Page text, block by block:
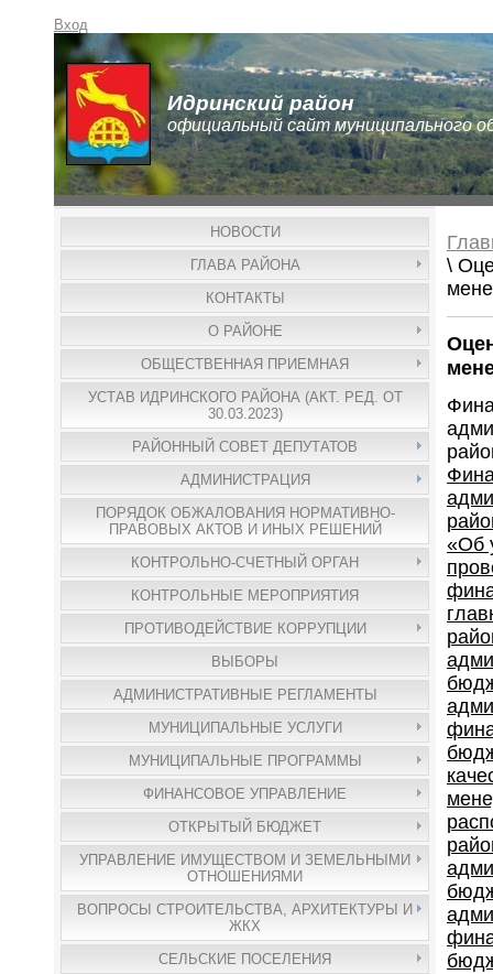
Вход
Идринский район
официальный сайт муниципального
НОВОСТИ
ГЛАВА РАЙОНА
КОНТАКТЫ
О РАЙОНЕ
ОБЩЕСТВЕННАЯ ПРИЕМНАЯ
УСТАВ ИДРИНСКОГО РАЙОНА (АКТ. РЕД. ОТ
30.03.2023)
РАЙОННЫЙ СОВЕТ ДЕПУТАТОВ
АДМИНИСТРАЦИЯ
ПОРЯДОК ОБЖАЛОВАНИЯ НОРМАТИВНО-
ПРАВОВЫХ АКТОВ И ИНЫХ РЕШЕНИЙ
КОНТРОЛЬНО-СЧЕТНЫЙ ОРГАН
КОНТРОЛЬНЫЕ МЕРОПРИЯТИЯ
ПРОТИВОДЕЙСТВИЕ КОРРУПЦИИ
ВЫБОРЫ
АДМИНИСТРАТИВНЫЕ РЕГЛАМЕНТЫ
МУНИЦИПАЛЬНЫЕ УСЛУГИ
МУНИЦИПАЛЬНЫЕ ПРОГРАММЫ
ФИНАНСОВОЕ УПРАВЛЕНИЕ
ОТКРЫТЫЙ БЮДЖЕТ
УПРАВЛЕНИЕ ИМУЩЕСТВОМ И ЗЕМЕЛЬНЫМИ
ОТНОШЕНИЯМИ
ВОПРОСЫ СТРОИТЕЛЬСТВА, АРХИТЕКТУРЫ И
ЖКХ
СЕЛЬСКИЕ ПОСЕЛЕНИЯ
\
«Об